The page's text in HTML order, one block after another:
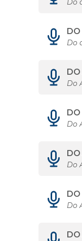
Do
Do
Do
Do
Do
Do